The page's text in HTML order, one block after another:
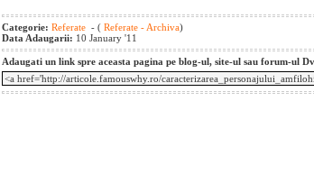
Categorie: Referate - ( Referate - Archiva)
Data Adaugarii: 10 January '11
Adaugati un link spre aceasta pagina pe blog-ul, site-ul sau forum-ul